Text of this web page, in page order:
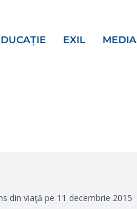
EXIL MEDIA
din viaţă pe 11 decembrie 2015